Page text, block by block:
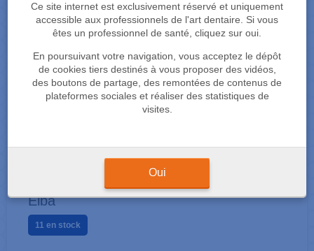
Ce site internet est exclusivement réservé et uniquement
accessible aux professionnels de l'art dentaire. Si vous
êtes un professionnel de santé, cliquez sur oui.
En poursuivant votre navigation, vous acceptez le dépôt
de cookies tiers destinés à vous proposer des vidéos,
des boutons de partage, des remontées de contenus de
plateformes sociales et réaliser des statistiques de
visites.
Oui
Trousse ronde en cuir
Elba
11 en stock